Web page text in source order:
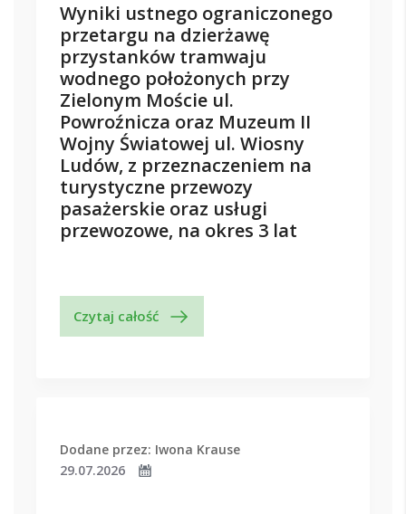
Wyniki ustnego ograniczonego
przetargu na dzierżawę
przystanków tramwaju
wodnego położonych przy
Zielonym Moście ul.
Powroźnicza oraz Muzeum II
Wojny Światowej ul. Wiosny
Ludów, z przeznaczeniem na
turystyczne przewozy
pasażerskie oraz usługi
przewozowe, na okres 3 lat
Czytaj całość
Dodane przez: Iwona Krause
29.07.2026